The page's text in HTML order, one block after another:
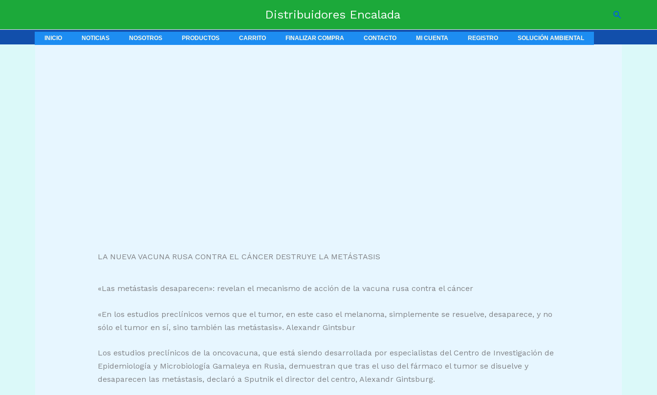
contenido
Distribuidores Encalada Buscar
INICIO NOTICIAS NOSOTROS PRODUCTOS CARRITO FINALIZAR COMPRA CONTACTO MI CUENTA REGISTRO SOLUCIÓN AMBIENTAL
LA NUEVA VACUNA RUSA CONTRA EL CÁNCER DESTRUYE LA METÁSTASIS
«Las metástasis desaparecen»: revelan el mecanismo de acción de la vacuna rusa contra el cáncer
«En los estudios preclínicos vemos que el tumor, en este caso el melanoma, simplemente se resuelve, desaparece, y no
sólo el tumor en sí, sino también las metástasis». Alexandr Gintsbur
Los estudios preclínicos de la oncovacuna, que está siendo desarrollada por especialistas del Centro de Investigación de
Epidemiología y Microbiología Gamaleya en Rusia, demuestran que tras el uso del fármaco el tumor se disuelve y
desaparecen las metástasis, declaró a Sputnik el director del centro, Alexandr Gintsburg.